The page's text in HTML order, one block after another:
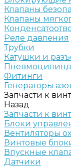
Клапаны
Клапаны
Реле давления
Трубки
Катушки и
Фитинги
Генераторы
Запчасти к
Назад
Запчасти к
Блоки
Вентиляторы
Винтовые
Впускные
Датчики